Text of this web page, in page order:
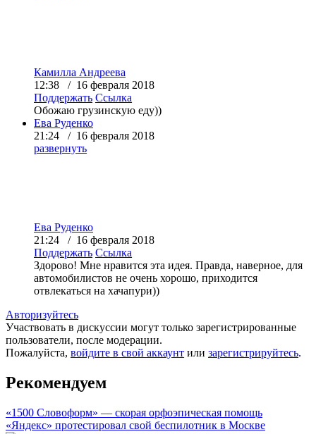
Камилла Андреева
12:38 / 16 февраля 2018
Поддержать Ссылка
Обожаю грузинскую еду))
Ева Руденко
21:24 / 16 февраля 2018
развернуть
Ева Руденко
21:24 / 16 февраля 2018
Поддержать Ссылка
Здорово! Мне нравится эта идея. Правда, наверное, для
автомобилистов не очень хорошо, приходится
отвлекаться на хачапури))
Авторизуйтесь
Участвовать в дискуссии могут только зарегистрированные
пользователи, после модерации.
Пожалуйста, войдите в свой аккаунт или зарегистрируйтесь.
Рекомендуем
«1500 Словоформ» — скорая орфоэпическая помощь
«Яндекс» протестировал свой беспилотник в Москве